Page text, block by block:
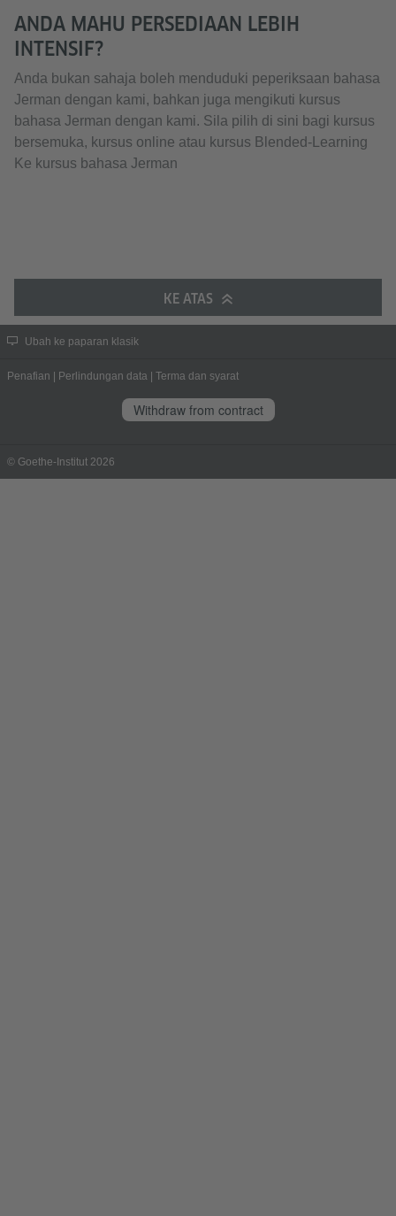
ANDA MAHU PERSEDIAAN LEBIH
INTENSIF?
Anda bukan sahaja boleh menduduki peperiksaan bahasa
Jerman dengan kami, bahkan juga mengikuti kursus
bahasa Jerman dengan kami. Sila pilih di sini bagi kursus
bersemuka, kursus online atau kursus Blended-Learning​​​​​​​
Ke kursus bahasa Jerman
KE ATAS
Ubah ke paparan klasik
Penafian Perlindungan data Terma dan syarat
Withdraw from contract
© Goethe-Institut 2026